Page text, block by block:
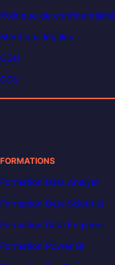
Politique de confidentialité
Mentions légales
CGU
CGV
FORMATIONS
Formation Data Analyst
Formation Data Scientist
Formation Data Engineer
Formation Power BI